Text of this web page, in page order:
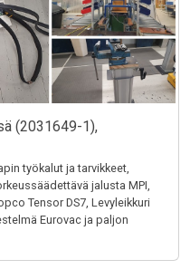
(2031649-1),
työkalut ja tarvikkeet,
jalusta MPI,
Tensor DS7, Levyleikkuri
Eurovac ja paljon